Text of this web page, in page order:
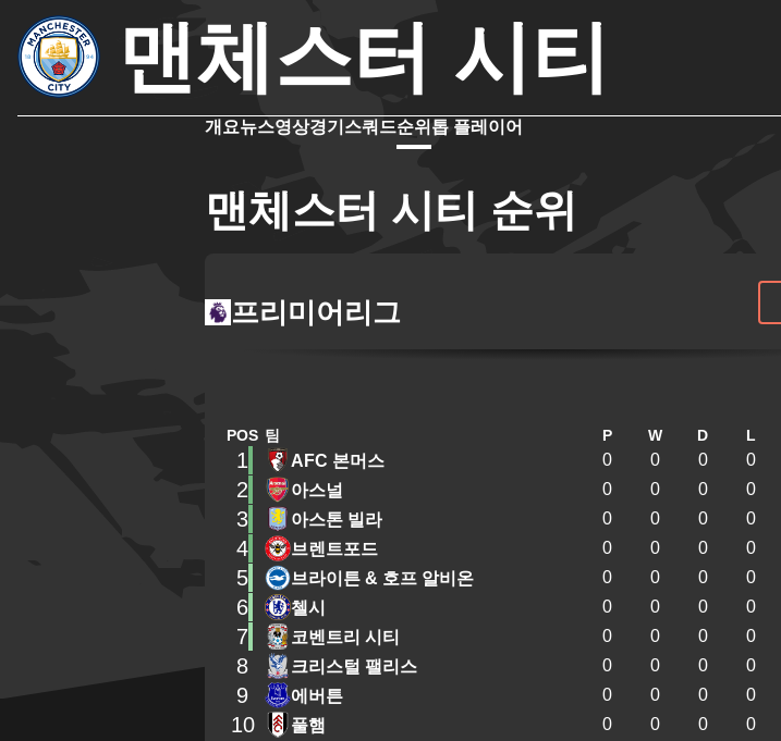
맨체스터 시티
개요뉴스영상경기 스쿼드순위 톱 플레이어
맨체스터 시티 순위
프리미어리그
POS 팀 P W D L
1 AFC 본머스 0 0 0 0
2 아스널 0 0 0 0
3 아스톤 빌라 0 0 0 0
4 브렌트포드 0 0 0 0
5 브라이튼 & 호프 알비온 0 0 0 0
6 첼시 0 0 0 0
7 코벤트리 시티 0 0 0 0
8 크리스털 팰리스 0 0 0 0
9 에버튼 0 0 0 0
10 풀햄 0 0 0 0